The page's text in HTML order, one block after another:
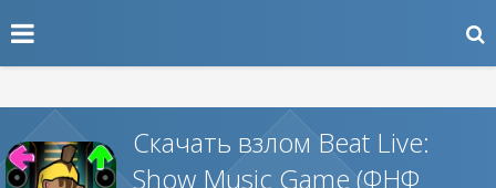
Скачать взлом Beat Live:
Show Music Game (ФНФ